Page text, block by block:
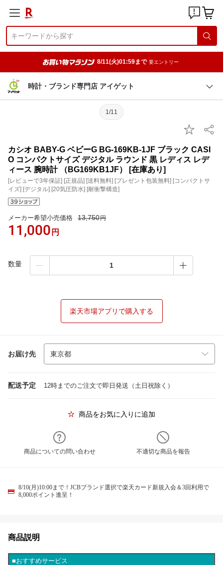
8/11(火)01:59まで 要エントリー
時計・ブランド専門店 アイゲット
1/11
カシオ BABY-G ベビーG BG-169KB-1JF ブラック CASI
O コンパクトサイズ デジタル ラウンド 黒 レディス レデ
ィース 腕時計 （BG169KB1JF） [在庫あり]
[レビューで3年保証] [正規品] [送料無料] [プレゼント包装無料] [コンパクトサ
イズ] [デジタル] [20気圧防水] [耐衝撃構造]
メーカー希望小売価格 13,750円
11,000 円
数量
楽天市場アプリで購入する
お届け先
配送予定 12時までのご注文で即日発送（土日祝除く）
商品をお気に入りに追加
商品についての問い合わせ 不適切な商品を報告
8/10(月)10:00まで！JCBブランド選択で楽天カード新規入会＆3回利用で
8,000ポイント進呈！
商品説明
■おすすめサービス